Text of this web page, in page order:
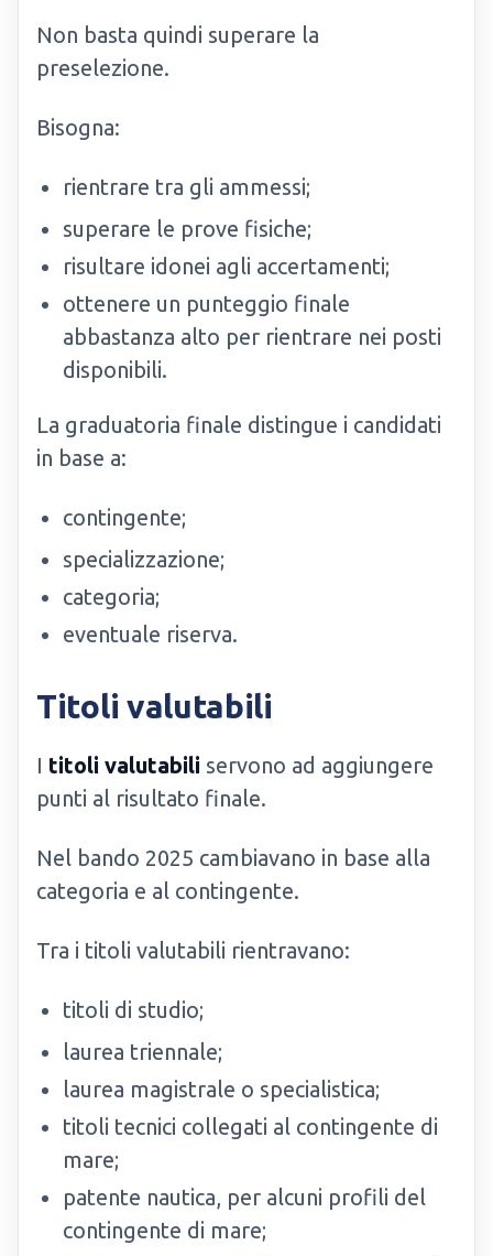
Non basta quindi superare la
preselezione.
Bisogna:
rientrare tra gli ammessi;
superare le prove fisiche;
risultare idonei agli accertamenti;
ottenere un punteggio finale
abbastanza alto per rientrare nei posti
disponibili.
La graduatoria finale distingue i candidati
in base a:
contingente;
specializzazione;
categoria;
eventuale riserva.
Titoli valutabili
I titoli valutabili servono ad aggiungere
punti al risultato finale.
Nel bando 2025 cambiavano in base alla
categoria e al contingente.
Tra i titoli valutabili rientravano:
titoli di studio;
laurea triennale;
laurea magistrale o specialistica;
titoli tecnici collegati al contingente di
mare;
patente nautica, per alcuni profili del
contingente di mare;